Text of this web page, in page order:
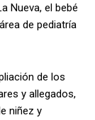
Nueva, el bebé
de pediatría
de los
y allegados,
niñez y